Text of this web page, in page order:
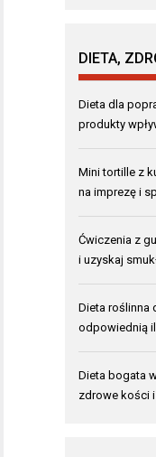
DIETA,
Dieta dla
produkty
Mini tortille z
na imprezę i
Ćwiczenia z
i uzyskaj
Dieta roślinna
odpowiednią
Dieta bogata
zdrowe kości